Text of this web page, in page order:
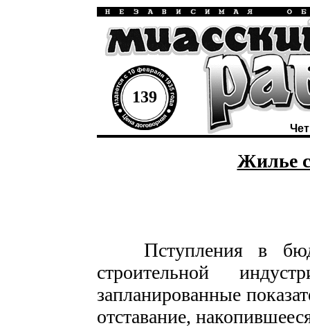
139
Жилье
Пступления в
строительной
запланированные
отставание,